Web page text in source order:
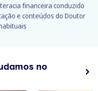
financeira conduzido
e conteúdos do Doutor
no